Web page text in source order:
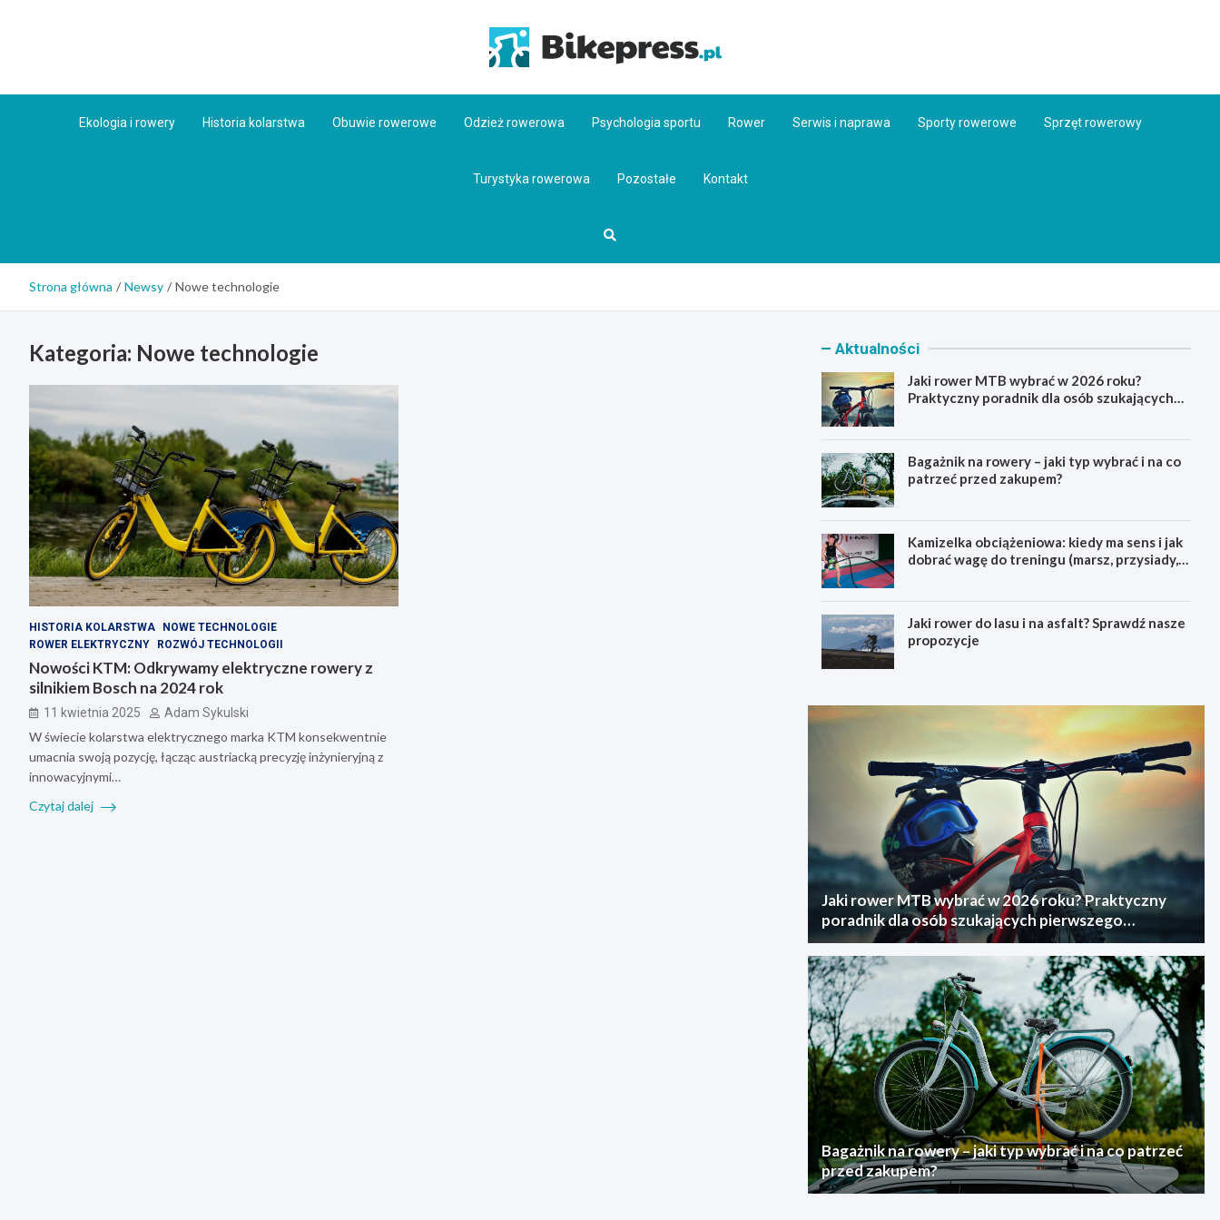
Ekologia i rowery Historia kolarstwa Obuwie rowerowe Odzież rowerowa Psychologia sportu Rower Serwis i naprawa Sporty rowerowe Sprzęt rowerowy
Turystyka rowerowa Pozostałe Kontakt
Strona główna Newsy Nowe technologie
Kategoria: Nowe technologie
HISTORIA KOLARSTWA
NOWE TECHNOLOGIE
ROWER ELEKTRYCZNY
ROZWÓJ TECHNOLOGII
Nowości KTM: Odkrywamy elektryczne rowery z
silnikiem Bosch na 2024 rok
11 kwietnia 2025 Adam Sykulski
W świecie kolarstwa elektrycznego marka KTM konsekwentnie
umacnia swoją pozycję, łącząc austriacką precyzję inżynieryjną z
innowacyjnymi…
Czytaj dalej
Aktualności
Jaki rower MTB wybrać w 2026 roku?
Praktyczny poradnik dla osób szukających
Bagażnik na rowery – jaki typ wybrać i na co
patrzeć przed zakupem?
Kamizelka obciążeniowa: kiedy ma sens i jak
dobrać wagę do treningu (marsz, przysiady,
Jaki rower do lasu i na asfalt? Sprawdź nasze
propozycje
Jaki rower MTB wybrać w 2026 roku? Praktyczny
poradnik dla osób szukających pierwszego
górskiego roweru
Bagażnik na rowery – jaki typ wybrać i na co patrzeć
przed zakupem?